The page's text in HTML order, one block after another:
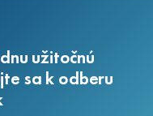
užitočnú
sa k odberu